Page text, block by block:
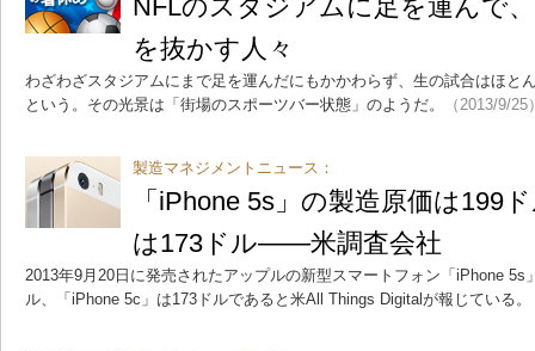
NFLのスタジアムに足を運んで
を抜かす人々
わざわざスタジアムにまで足を運んだにもかかわらず、生の試合はほと
という。その光景は「街場のスポーツバー状態」のようだ。
（2013/9/25
製造マネジメントニュース：
「iPhone 5s」の製造原価は199
は173ドル――米調査会社
2013年9月20日に発売されたアップルの新型スマートフォン「iPhone 5s
ル、「iPhone 5c」は173ドルであると米All Things Digitalが報じている。